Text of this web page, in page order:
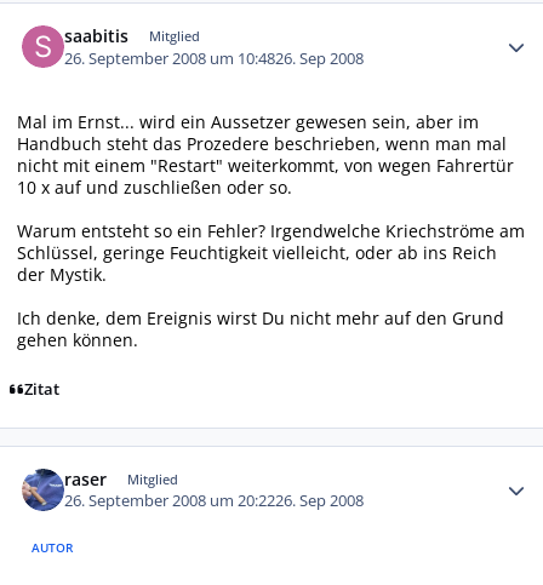
saabitis Mitglied
26. September 2008 um 10:4826. Sep 2008
Mal im Ernst... wird ein Aussetzer gewesen sein, aber im
Handbuch steht das Prozedere beschrieben, wenn man mal
nicht mit einem "Restart" weiterkommt, von wegen Fahrertür
10 x auf und zuschließen oder so.
Warum entsteht so ein Fehler? Irgendwelche Kriechströme am
Schlüssel, geringe Feuchtigkeit vielleicht, oder ab ins Reich
der Mystik.
Ich denke, dem Ereignis wirst Du nicht mehr auf den Grund
gehen können.
Zitat
raser Mitglied
26. September 2008 um 20:2226. Sep 2008
AUTOR